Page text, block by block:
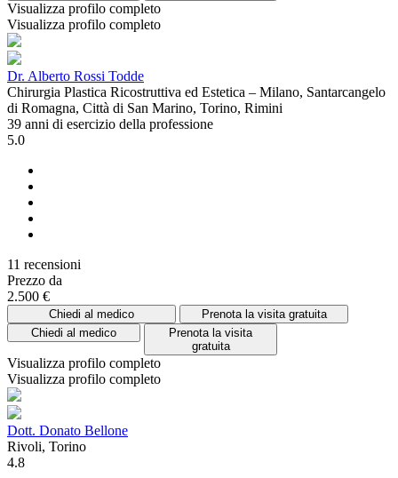
Visualizza profilo completo
Visualizza profilo completo
Dr. Alberto Rossi Todde
Chirurgia Plastica Ricostruttiva ed Estetica – Milano, Santarcangelo
di Romagna, Città di San Marino, Torino, Rimini
39 anni di esercizio della professione
5.0
11 recensioni
Prezzo da
2.500 €
Chiedi al medico
Prenota la visita gratuita
Chiedi al medico
Prenota la visita
gratuita
Visualizza profilo completo
Visualizza profilo completo
Dott. Donato Bellone
Rivoli, Torino
4.8